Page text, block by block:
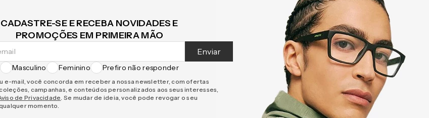
CADASTRE-SE E RECEBA NOVIDADES E
PROMOÇÕES EM PRIMEIRA MÃO
Enviar
Masculino Feminino Prefiro não responder
e-mail, você concorda em receber a nossa newsletter, com ofertas
campanhas, e conteúdos personalizados aos seus interesses,
de Privacidade. Se mudar de ideia, você pode revogar o seu
momento.